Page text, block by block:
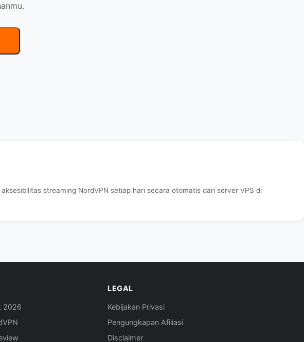
streaming NordVPN setiap hari secara otomatis dari server VPS di
2026
LEGAL
Kebijakan Privasi
Pengungkapan Afiliasi
Disclaimer